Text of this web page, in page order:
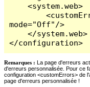
    <system.web>
        <customErrors
mode="Off"/>
    </system.web>
</configuration>
Remarques : La page d'erreurs
d'erreurs personnalisée. Pour ce
configuration <customErrors> de
page d'erreurs personnalisée !